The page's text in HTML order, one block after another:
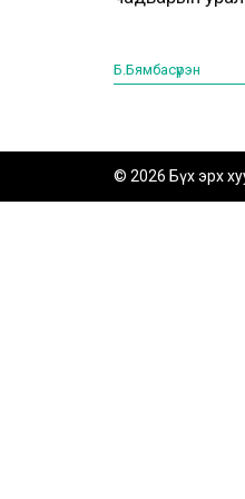
Б.Бямбасүрэн
© 2026 Бүх эрх